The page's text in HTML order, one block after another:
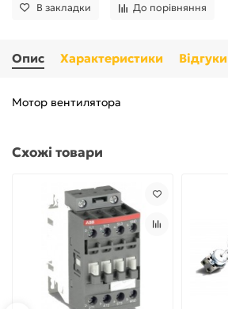
В закладки До порівняння
Опис Характеристики Відгуки
Мотор вентилятора
Схожі товари